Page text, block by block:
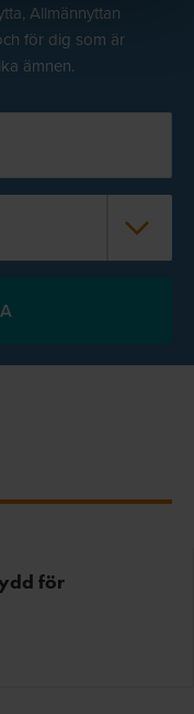
Allmännyttan
för dig som är
ämnen.
för